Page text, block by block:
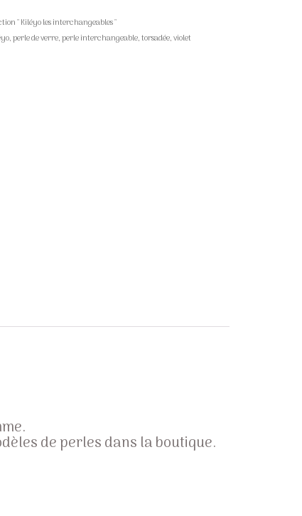
" Kiléyo les interchangeables "
,perle de verre,perle interchangeable,torsadée,violet
de perles dans la boutique.